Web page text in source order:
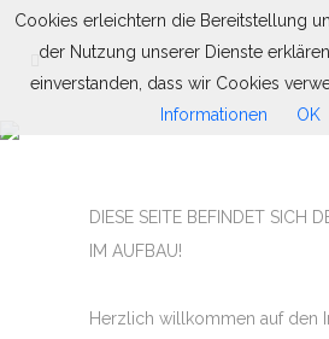
DIESE SEITE BEFINDET SICH
IM AUFBAU!
Herzlich willkommen auf den
Cookies erleichtern die Bereitstellung
der Nutzung unserer Dienste
einverstanden, dass wir Cookies
Informationen
OK